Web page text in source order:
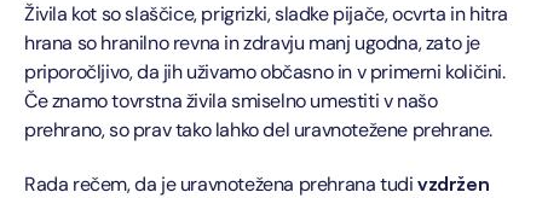
Živila kot so slaščice, prigrizki, sladke pijače, ocvrta in hitra
hrana so hranilno revna in zdravju manj ugodna, zato je
priporočljivo, da jih uživamo občasno in v primerni količini.
Če znamo tovrstna živila smiselno umestiti v našo
prehrano, so prav tako lahko del uravnotežene prehrane.
Rada rečem, da je uravnotežena prehrana tudi vzdržen